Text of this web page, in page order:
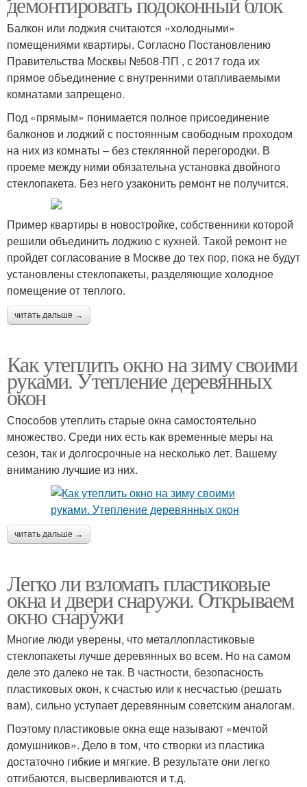
Балкон или лоджия считаются «холодными»
помещениями квартиры. Согласно Постановлению
Правительства Москвы №508-ПП , с 2017 года их
прямое объединение с внутренними отапливаемыми
комнатами запрещено.
Под «прямым» понимается полное присоединение
балконов и лоджий с постоянным свободным проходом
на них из комнаты – без стеклянной перегородки. В
проеме между ними обязательна установка двойного
стеклопакета. Без него узаконить ремонт не получится.
Пример квартиры в новостройке, собственники которой
решили объединить лоджию с кухней. Такой ремонт не
пройдет согласование в Москве до тех пор, пока не будут
установлены стеклопакеты, разделяющие холодное
помещение от теплого.
читать дальше →
Как утеплить окно на зиму своими
руками. Утепление деревянных
окон
Способов утеплить старые окна самостоятельно
множество. Среди них есть как временные меры на
сезон, так и долгосрочные на несколько лет. Вашему
вниманию лучшие из них.
читать дальше →
Легко ли взломать пластиковые
окна и двери снаружи. Открываем
окно снаружи
Многие люди уверены, что металлопластиковые
стеклопакеты лучше деревянных во всем. Но на самом
деле это далеко не так. В частности, безопасность
пластиковых окон, к счастью или к несчастью (решать
вам), сильно уступает деревянным советским аналогам.
Поэтому пластиковые окна еще называют «мечтой
домушников». Дело в том, что створки из пластика
достаточно гибкие и мягкие. В результате они легко
отгибаются, высверливаются и т.д.